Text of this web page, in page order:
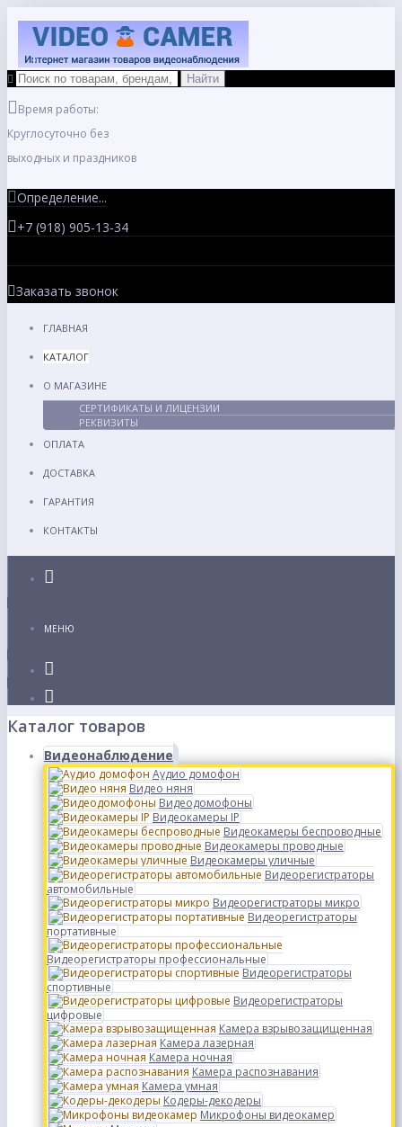
Время работы:
Круглосуточно без
выходных и праздников
Определение...
+7 (918) 905-13-34
Заказать звонок
ГЛАВНАЯ
КАТАЛОГ
О МАГАЗИНЕ
СЕРТИФИКАТЫ И ЛИЦЕНЗИИ
РЕКВИЗИТЫ
ОПЛАТА
ДОСТАВКА
ГАРАНТИЯ
КОНТАКТЫ
МЕНЮ
Каталог товаров
Видеонаблюдение
Аудио домофон
Видео няня
Видеодомофоны
Видеокамеры IP
Видеокамеры беспроводные
Видеокамеры проводные
Видеокамеры уличные
Видеорегистраторы
автомобильные
Видеорегистраторы микро
Видеорегистраторы
портативные
Видеорегистраторы профессиональные
Видеорегистраторы
спортивные
Видеорегистраторы
цифровые
Камера взрывозащищенная
Камера лазерная
Камера ночная
Камера распознавания
Камера умная
Кодеры-декодеры
Микрофоны видеокамер